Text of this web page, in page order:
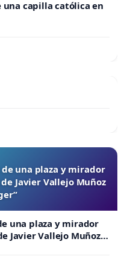
capilla católica en
una plaza y mirador
Javier Vallejo Muñoz
una plaza y mirador
Javier Vallejo Muñoz